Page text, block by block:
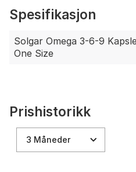
glyserin fra
Anbefalt dosering: 3
98 % av Solgar®-
merkevaren.
Spesifikasjon
Solgar Omega 3-6-9
One Size
Prishistorikk
3 Måneder